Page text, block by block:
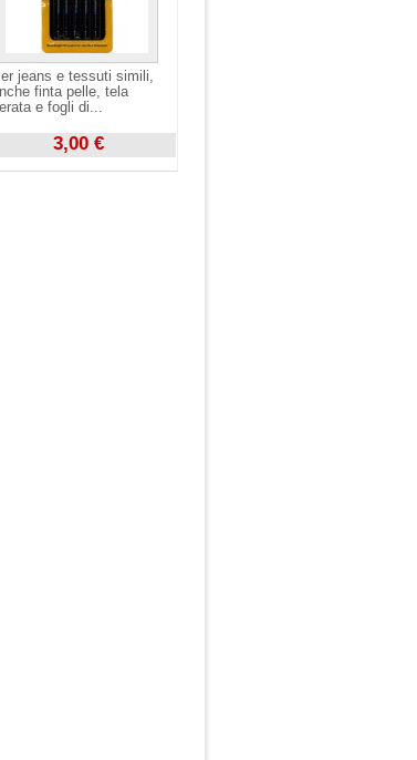
jeans e tessuti simili,
finta pelle, tela
e fogli di...
3,00 €